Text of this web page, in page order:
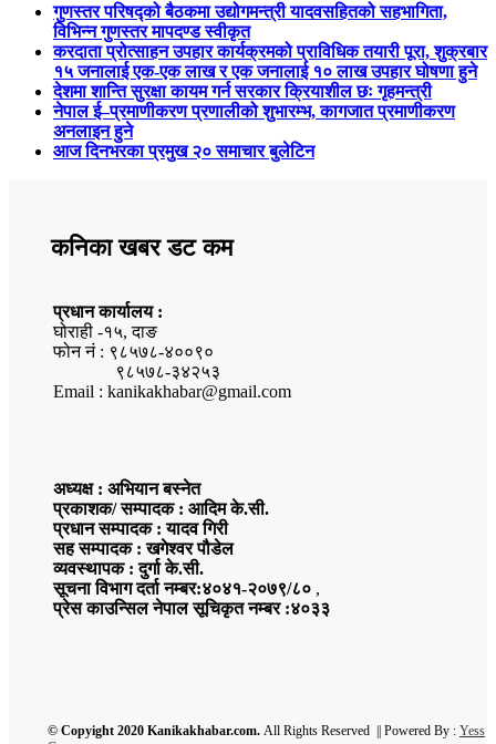
गुणस्तर परिषद्को बैठकमा उद्योगमन्त्री यादवसहितको सहभागिता,
विभिन्न गुणस्तर मापदण्ड स्वीकृत
करदाता प्रोत्साहन उपहार कार्यक्रमको प्राविधिक तयारी पूरा, शुक्रबार
१५ जनालाई एक-एक लाख र एक जनालाई १० लाख उपहार घोषणा हुने
देशमा शान्ति सुरक्षा कायम गर्न सरकार क्रियाशील छः गृहमन्त्री
नेपाल ई–प्रमाणीकरण प्रणालीको शुभारम्भ, कागजात प्रमाणीकरण
अनलाइन हुने
आज दिनभरका प्रमुख २० समाचार बुलेटिन
कनिका खबर डट कम
प्रधान कार्यालय :
घोराही -१५, दाङ
फोन नं : ९८५७८-४००९०
९८५७८-३४२५३
Email : kanikakhabar@gmail.com
अध्यक्ष : अभियान बस्नेत
प्रकाशक/ सम्पादक : आदिम के.सी.
प्रधान सम्पादक : यादव गिरी
सह सम्पादक : खगेश्वर पौडेल
व्यवस्थापक : दुर्गा के.सी.
सूचना विभाग दर्ता नम्बर:४०४१-२०७९/८० ,
प्रेस काउन्सिल नेपाल सूचिकृत नम्बर :४०३३
© Copyight 2020 Kanikakhabar.com. All Rights Reserved || Powered By : Yess